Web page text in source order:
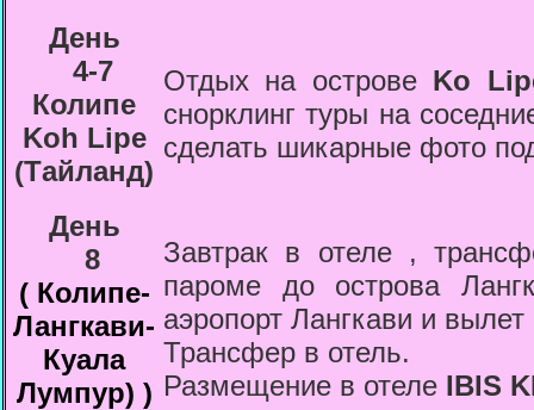
День
4-7
Колипе
Koh Lipe
(Tайланд)
Отдых на острове Ko
снорклинг туры на
сделать шикарные фото
День
8
( Колипе-
Лангкави-
Куала
Лумпур) )
Завтрак в отеле ,
пароме до острова
аэропорт Лангкави и вылет
Трансфер в отель.
Размещение в отеле IBIS